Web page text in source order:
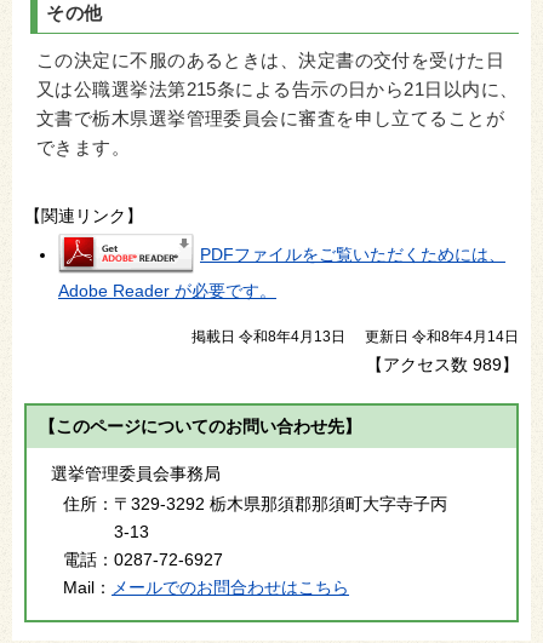
その他
この決定に不服のあるときは、決定書の交付を受けた日
又は公職選挙法第215条による告示の日から21日以内に、
文書で栃木県選挙管理委員会に審査を申し立てることが
できます。
【関連リンク】
PDFファイルをご覧いただくためには、
Adobe Reader が必要です。
掲載日 令和8年4月13日 更新日 令和8年4月14日
【アクセス数 989】
【このページについてのお問い合わせ先】
選挙管理委員会事務局
住所： 〒329-3292 栃木県那須郡那須町大字寺子丙
3-13
電話： 0287-72-6927
Mail：
メールでのお問合わせはこちら